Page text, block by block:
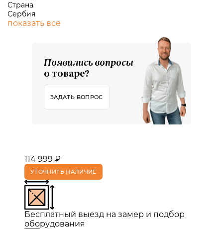
Страна
Сербия
показать все
Появились вопросы
о товаре?
ЗАДАТЬ ВОПРОС
114 999 ₽
УТОЧНИТЬ НАЛИЧИЕ
Бесплатный выезд на замер и подбор
оборудования